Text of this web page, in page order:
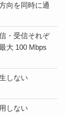
向を同時に通
・受信それぞ
大 100 Mbps
しない
しない